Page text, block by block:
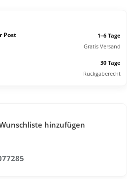
Post
1–6 Tage
Gratis Versand
30 Tage
Rückgaberecht
hinzufügen